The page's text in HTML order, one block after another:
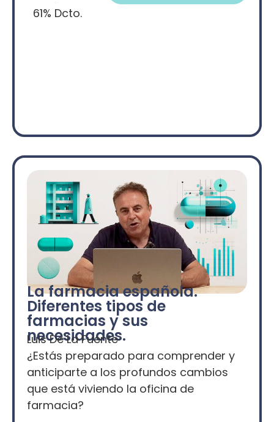
61% Dcto.
La farmacia española.
Diferentes tipos de
farmacias y sus
necesidades.
Luis De La Fuente
¿Estás preparado para comprender y
anticiparte a los profundos cambios
que está viviendo la oficina de
farmacia?